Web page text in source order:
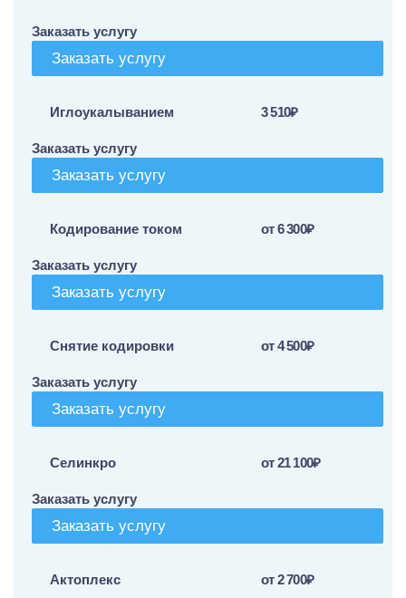
Заказать услугу
Заказать услугу
Иглоукалыванием 3 510₽
Заказать услугу
Заказать услугу
Кодирование током от 6 300₽
Заказать услугу
Заказать услугу
Снятие кодировки от 4 500₽
Заказать услугу
Заказать услугу
Селинкро от 21 100₽
Заказать услугу
Заказать услугу
Актоплекс от 2 700₽